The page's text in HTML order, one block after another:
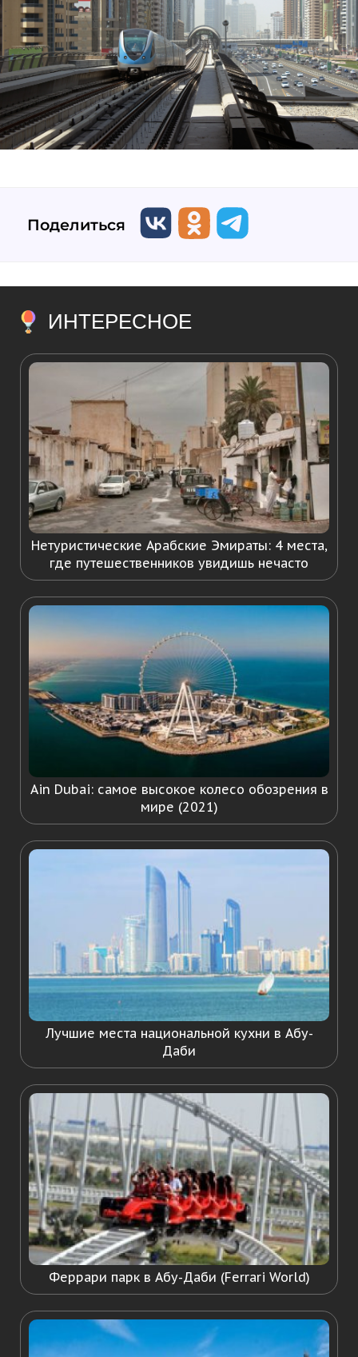
Поделиться
ИНТЕРЕСНОЕ
Нетуристические Арабские Эмираты: 4 места,
где путешественников увидишь нечасто
Ain Dubai: самое высокое колесо обозрения в
мире (2021)
Лучшие места национальной кухни в Абу-
Даби
Феррари парк в Абу-Даби (Ferrari World)